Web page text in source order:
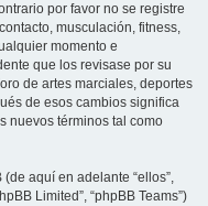
por favor no se registre
musculación, fitness,
momento e
que los revisase por su
de artes marciales, deportes
de esos cambios significa
nuevos términos tal como
aquí en adelante “ellos”,
Limited”, “phpBB Teams”)